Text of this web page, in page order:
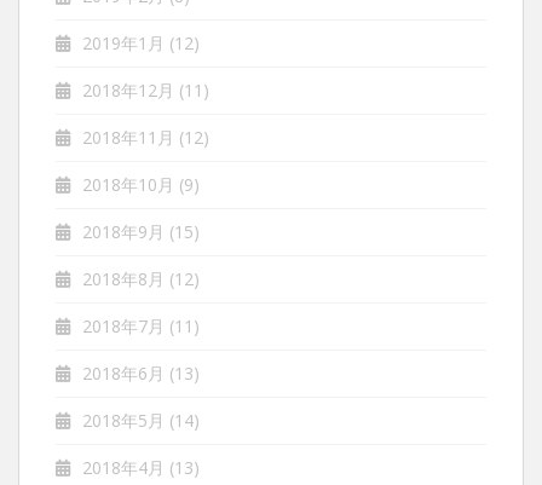
2019年1月 (12)
2018年12月 (11)
2018年11月 (12)
2018年10月 (9)
2018年9月 (15)
2018年8月 (12)
2018年7月 (11)
2018年6月 (13)
2018年5月 (14)
2018年4月 (13)